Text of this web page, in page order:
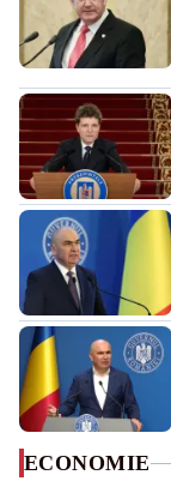
ECONOMIE